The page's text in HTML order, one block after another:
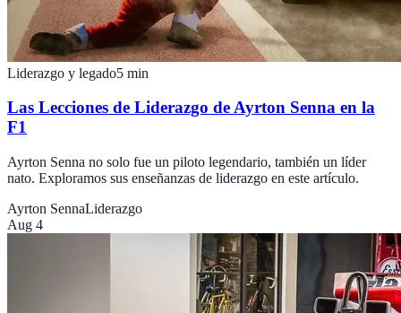
Liderazgo y legado5 min
Las Lecciones de Liderazgo de Ayrton Senna en la
F1
Ayrton Senna no solo fue un piloto legendario, también un líder
nato. Exploramos sus enseñanzas de liderazgo en este artículo.
Ayrton SennaLiderazgo
Aug 4